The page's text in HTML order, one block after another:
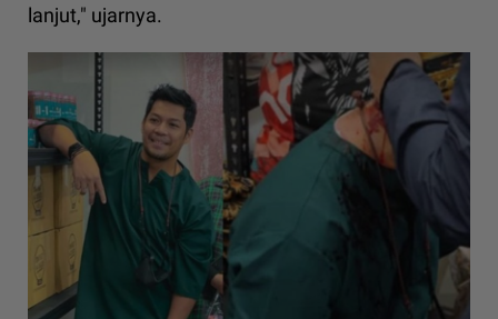
lanjut," ujarnya.